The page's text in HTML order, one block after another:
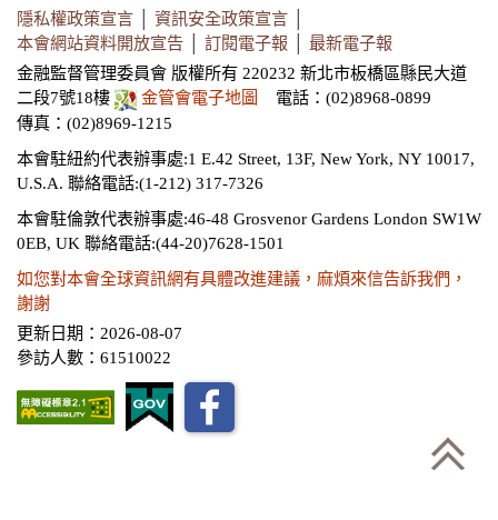
隱私權政策宣言 資訊安全政策宣言
本會網站資料開放宣告
訂閱電子報
最新電子報
金融監督管理委員會 版權所有 220232 新北市板橋區縣民大道
二段7號18樓
金管會電子地圖
電話：(02)8968-0899
傳真：(02)8969-1215
本會駐紐約代表辦事處:1 E.42 Street, 13F, New York, NY 10017,
U.S.A. 聯絡電話:(1-212) 317-7326
本會駐倫敦代表辦事處:46-48 Grosvenor Gardens London SW1W
0EB, UK 聯絡電話:(44-20)7628-1501
如您對本會全球資訊網有具體改進建議，麻煩來信告訴我們，
謝謝
更新日期：2026-08-07
參訪人數：61510022